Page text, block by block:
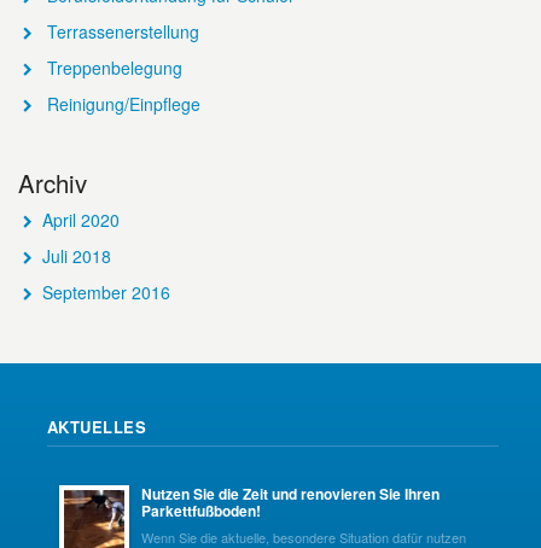
Terrassenerstellung
Treppenbelegung
Reinigung/Einpflege
Archiv
April 2020
Juli 2018
September 2016
AKTUELLES
Nutzen Sie die Zeit und renovieren Sie Ihren
Parkettfußboden!
Wenn Sie die aktuelle, besondere Situation dafür nutzen